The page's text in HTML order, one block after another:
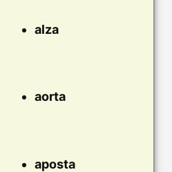
alza
aorta
aposta